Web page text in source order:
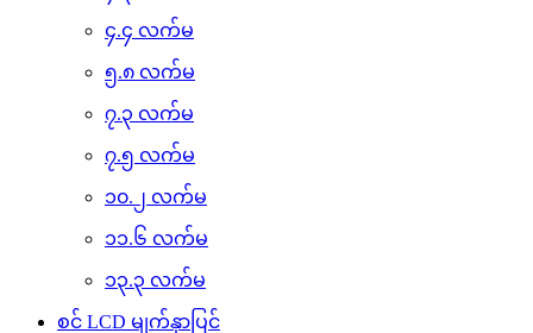
၄.၄ လက်မ
၅.၈ လက်မ
၇.၃ လက်မ
၇.၅ လက်မ
၁၀.၂ လက်မ
၁၁.၆ လက်မ
၁၃.၃ လက်မ
စင် LCD မျက်နှာပြင်